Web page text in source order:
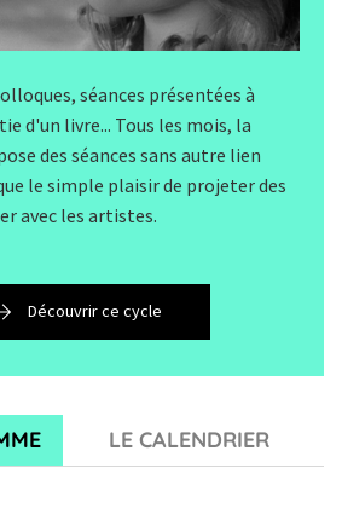
séances présentées à
d'un livre... Tous les mois, la
des séances sans autre lien
le simple plaisir de projeter des
avec les artistes.
Découvrir ce cycle
LE CALENDRIER